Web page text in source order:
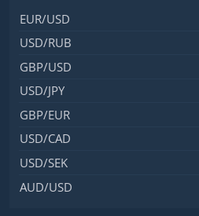
İsim, Kod
EUR/USD
USD/RUB
GBP/USD
USD/JPY
GBP/EUR
USD/CAD
USD/SEK
AUD/USD